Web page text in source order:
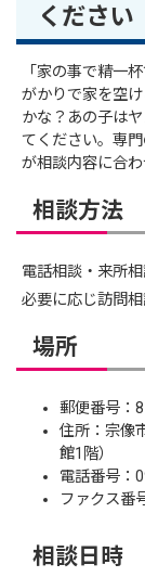
ください
「家の事で精一
がかりで家を空
かな？あの子は
てください。専
が相談内容に合
相談方法
電話相談・来所
必要に応じ訪問
場所
郵便番号：
住所：宗像
館1階）
電話番号：
ファクス番
相談日時